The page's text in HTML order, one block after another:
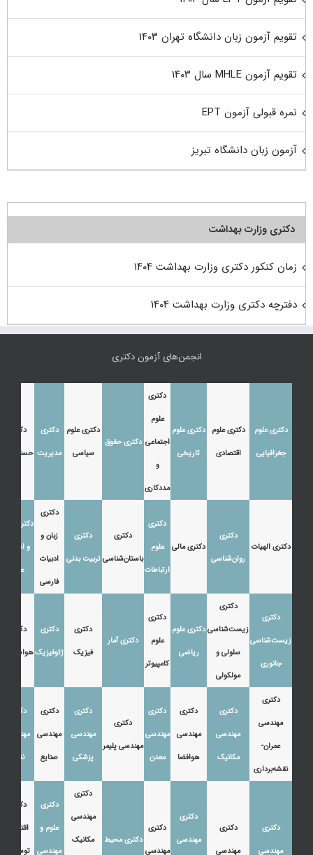
تقویم آزمون زبان دانشگاه تهران ۱۴۰۳
تقویم آزمون MHLE سال ۱۴۰۳
نمره قبولی آزمون EPT
آزمون زبان دانشگاه تبریز
دکتری وزارت بهداشت
زمان کنکور دکتری وزارت بهداشت ۱۴۰۴
دفترچه دکتری وزارت بهداشت ۱۴۰۴
انجمن‌های آزمون دکتری
دکتری علوم
جغرافیایی
دکتری علوم
اقتصادی
دکتری علوم
تاریخی
دکتری
علوم
اجتماعی
و
مددکاری
دکتری حقوق
دکتری علوم
سیاسی
دکتری
مدیریت
دکتری
حسابداری
دکتری الهیات
دکتری
روان‌شناسی
دکتری مالی
دکتری
علوم
ارتباطات
دکتری
باستان‌شناسی
دکتری
تربیت بدنی
دکتری
زبان و
ادبیات
فارسی
دکتری زبان
و ادبیات
عرب
دکتری
زیست‌شناسی
جانوری
دکتری
زیست‌شناسی
سلولی و
مولکولی
دکتری علوم
ریاضی
دکتری
علوم
کامپیوتر
دکتری آمار
دکتری
فیزیک
دکتری
ژئوفیزیک
دکتری
هواشناسی
دکتری
مهندسی
عمران-
نقشه‌برداری
دکتری
مهندسی
مکانیک
دکتری
مهندسی
هوافضا
دکتری
مهندسی
معدن
دکتری
مهندسی پلیمر
دکتری
مهندسی
پزشکی
دکتری
مهندسی
صنایع
دکتری
مهندسی
نفت
دکتری
مهندسی
دکتری
مهندسی
دکتری
مهندسی
دکتری
مهندسی
دکتری محیط
دکتری
مهندسی
مکانیک
دکتری
علوم و
مهندسی
دکتری
اقتصاد،
توسعه و